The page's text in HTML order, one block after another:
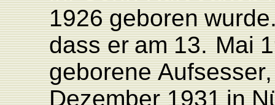
1926 geboren
dass er am 13. Mai
geborene Aufsesser,
Dezember 1931 in